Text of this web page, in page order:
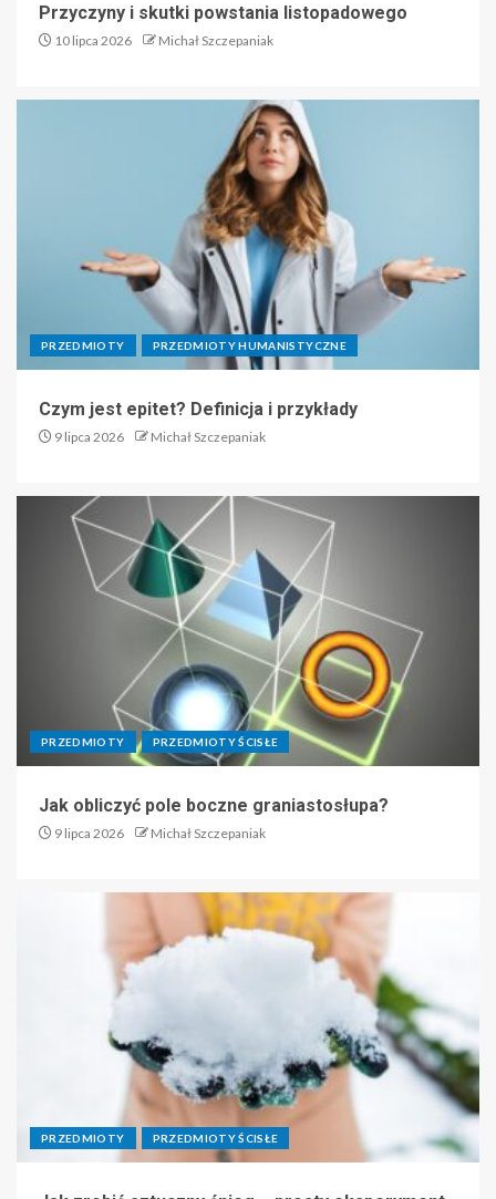
Przyczyny i skutki powstania listopadowego
10 lipca 2026 Michał Szczepaniak
PRZEDMIOTY PRZEDMIOTY HUMANISTYCZNE
Czym jest epitet? Definicja i przykłady
9 lipca 2026 Michał Szczepaniak
PRZEDMIOTY PRZEDMIOTY ŚCISŁE
Jak obliczyć pole boczne graniastosłupa?
9 lipca 2026 Michał Szczepaniak
PRZEDMIOTY PRZEDMIOTY ŚCISŁE